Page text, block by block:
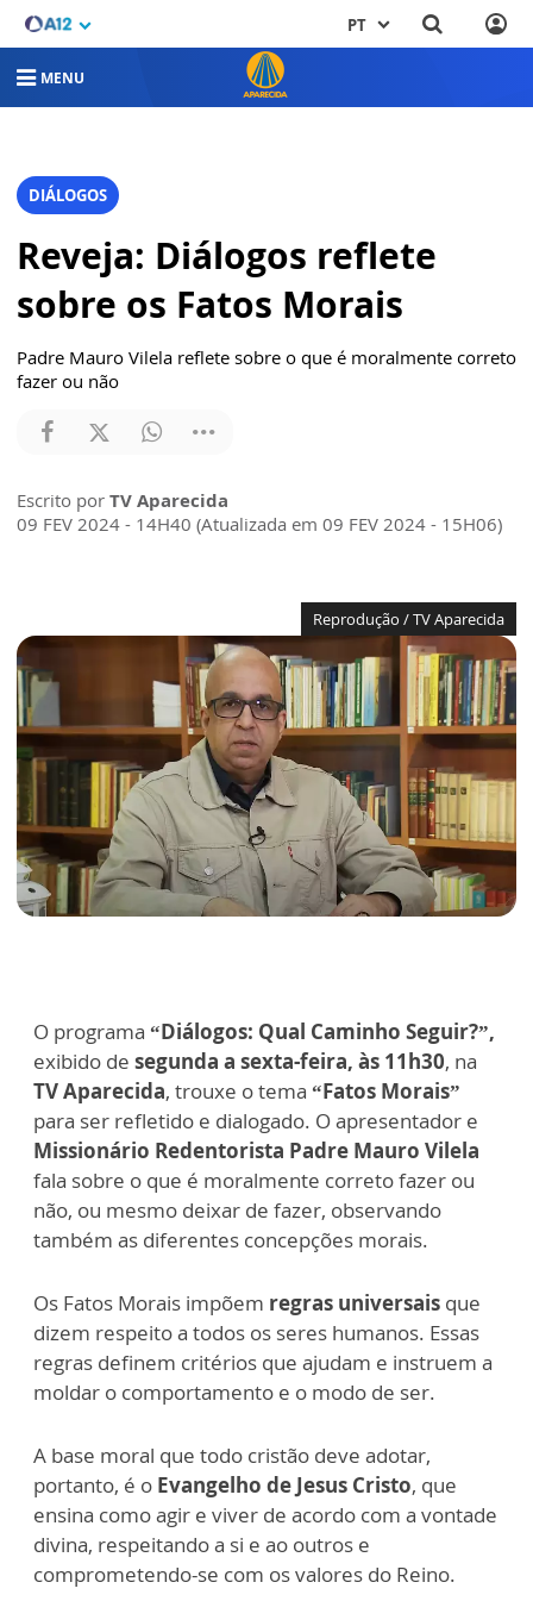
PT
MENU
DIÁLOGOS
Reveja: Diálogos reflete
sobre os Fatos Morais
Padre Mauro Vilela reflete sobre o que é moralmente correto
fazer ou não
Escrito por TV Aparecida
09 FEV 2024 - 14H40 (Atualizada em 09 FEV 2024 - 15H06)
Reprodução / TV Aparecida
O programa “Diálogos: Qual Caminho Seguir?”,
exibido de segunda a sexta-feira, às 11h30, na
TV Aparecida, trouxe o tema “Fatos Morais”
para ser refletido e dialogado. O apresentador e
Missionário Redentorista Padre Mauro Vilela
fala sobre o que é moralmente correto fazer ou
não, ou mesmo deixar de fazer, observando
também as diferentes concepções morais.
Os Fatos Morais impõem regras universais que
dizem respeito a todos os seres humanos. Essas
regras definem critérios que ajudam e instruem a
moldar o comportamento e o modo de ser.
A base moral que todo cristão deve adotar,
portanto, é o Evangelho de Jesus Cristo, que
ensina como agir e viver de acordo com a vontade
divina, respeitando a si e ao outros e
comprometendo-se com os valores do Reino.